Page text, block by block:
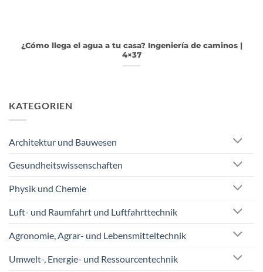
¿Cómo llega el agua a tu casa? Ingeniería de caminos |
4×37
KATEGORIEN
Architektur und Bauwesen
Gesundheitswissenschaften
Physik und Chemie
Luft- und Raumfahrt und Luftfahrttechnik
Agronomie, Agrar- und Lebensmitteltechnik
Umwelt-, Energie- und Ressourcentechnik